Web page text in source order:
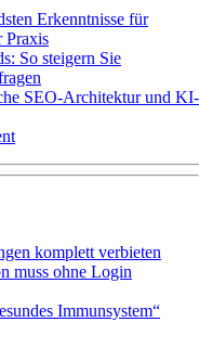
Erkenntnisse für
Praxis
So steigern Sie
SEO-Architektur und KI-
komplett verbieten
muss ohne Login
Immunsystem“